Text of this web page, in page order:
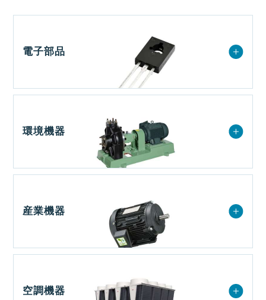
電子部品
環境機器
産業機器
空調機器